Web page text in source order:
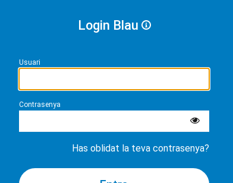
Login Blau
Usuari
Contrasenya
Has oblidat la teva contrasenya?